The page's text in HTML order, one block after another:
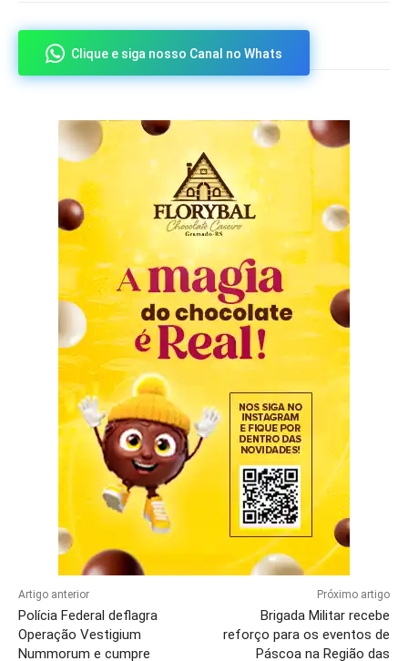
Clique e siga nosso Canal no Whats
Artigo anterior
Polícia Federal deflagra
Operação Vestigium
Nummorum e cumpre
Próximo artigo
Brigada Militar recebe
reforço para os eventos de
Páscoa na Região das